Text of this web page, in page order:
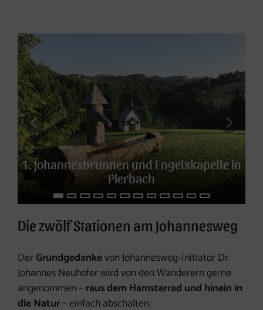
Die 12 Stationen
1. Johannesbrunnen und Engelskapelle in
Pierbach
vorheriges Element
Die zwölf Stationen am Johannesweg
Der Grundgedankevon Johannesweg-Initiator Dr.
Johannes Neuhofer wird von den Wanderern gerne
angenommen – raus dem Hamsterrad und hinein in
die Natur– einfach abschalten.